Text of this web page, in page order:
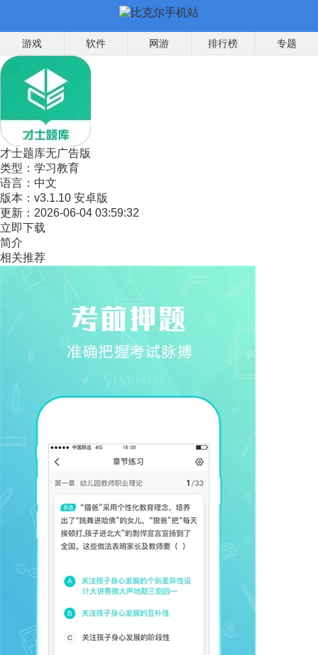
游戏 软件 网游 排行榜 专题
才士题库无广告版
类型： 学习教育
语言： 中文
版本： v3.1.10 安卓版
更新： 2026-06-04 03:59:32
立即下载
简介
相关推荐